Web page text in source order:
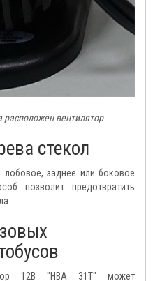
расположен вентилятор
стекол
заднее или боковое
позволит предотвратить
12В "HBA 31T" может